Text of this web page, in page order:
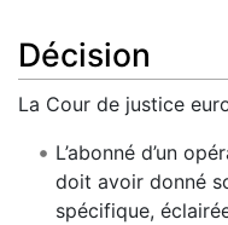
Décision
La Cour de justice
L’abonné d’un
doit avoir donné
spécifique,